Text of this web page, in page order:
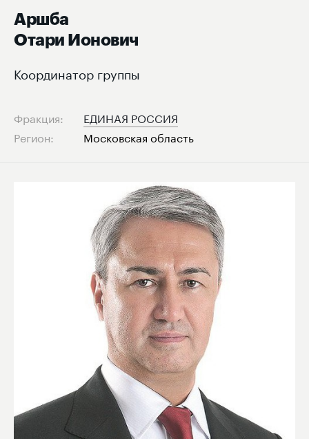
Аршба
Отари Ионович
Координатор группы
Фракция:
ЕДИНАЯ РОССИЯ
Регион:
Московская область